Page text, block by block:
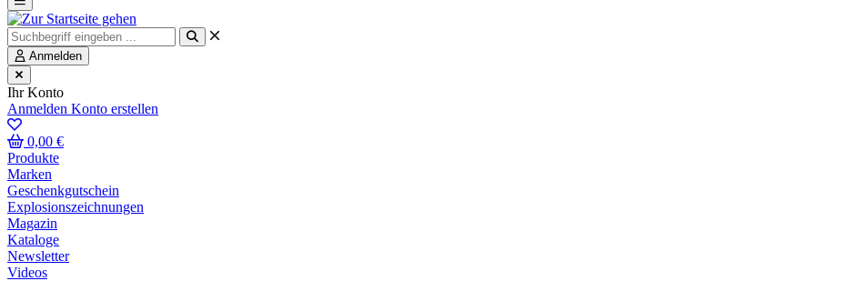
Anmelden
Ihr Konto
Anmelden Konto erstellen
0,00 €
Produkte
Marken
Geschenkgutschein
Explosionszeichnungen
Magazin
Kataloge
Newsletter
Videos